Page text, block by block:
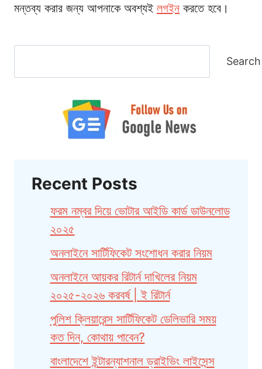
মন্তব্য করার জন্য আপনাকে অবশ্যই লগইন করতে হবে।
Search
Recent Posts
ফরম নম্বর দিয়ে ভোটার আইডি কার্ড ডাউনলোড
২০২৫
অনলাইনে সার্টিফিকেট সংশোধন করার নিয়ম
অনলাইনে আয়কর রিটার্ন দাখিলের নিয়ম
২০২৫-২০২৬ করবর্ষ | ই রিটার্ন
পুলিশ ক্লিয়ারেন্স সার্টিফিকেট ডেলিভারি সময়
কত দিন, কোথায় পাবেন?
বাংলাদেশে ইন্টারন্যাশনাল ড্রাইভিং লাইসেন্স